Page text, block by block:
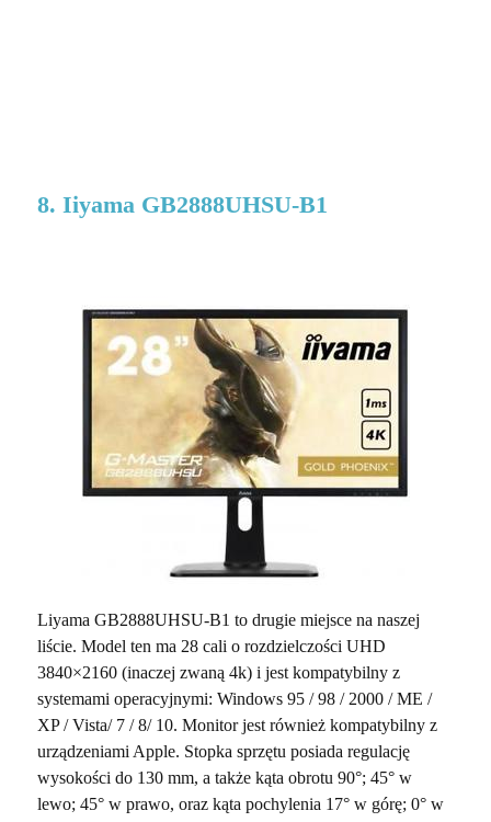
8. Iiyama GB2888UHSU-B1
Liyama GB2888UHSU-B1 to drugie miejsce na naszej
liście. Model ten ma 28 cali o rozdzielczości UHD
3840×2160 (inaczej zwaną 4k) i jest kompatybilny z
systemami operacyjnymi: Windows 95 / 98 / 2000 / ME /
XP / Vista/ 7 / 8/ 10. Monitor jest również kompatybilny z
urządzeniami Apple. Stopka sprzętu posiada regulację
wysokości do 130 mm, a także kąta obrotu 90°; 45° w
lewo; 45° w prawo, oraz kąta pochylenia 17° w górę; 0° w